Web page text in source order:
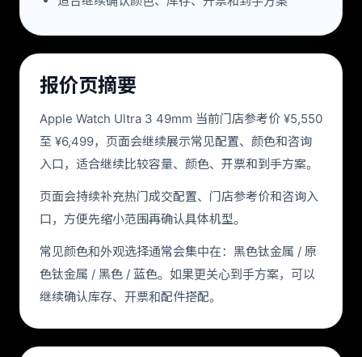
报价页摘要
Apple Watch Ultra 3 49mm 当前门店参考价 ¥5,550
至 ¥6,499，页面会继续展示常见配置、颜色和咨询
入口，适合继续比较容量、颜色、开票和到手方案。
页面会持续补充热门成交配置、门店参考价和咨询入
口，方便先缩小范围再确认具体机型。
常见颜色和外观选择通常会集中在：黑色钛金属 / 原
色钛金属 / 黑色 / 蓝色。如果更关心到手方案，可以
继续确认库存、开票和配件搭配。